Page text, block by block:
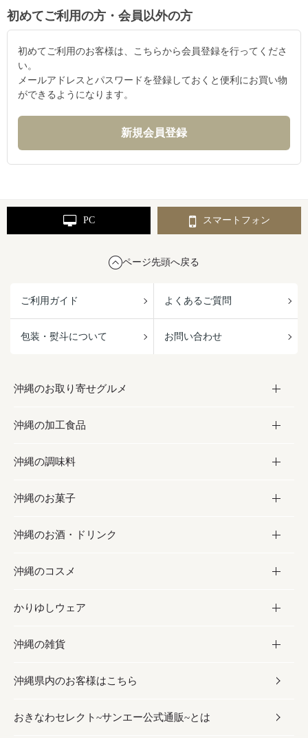
初めてご利用の方・会員以外の方
初めてご利用のお客様は、こちらから会員登録を行ってくださ
い。
メールアドレスとパスワードを登録しておくと便利にお買い物
ができるようになります。
PC スマートフォン
ページ先頭へ戻る
ご利用ガイド よくあるご質問
包装・熨斗について お問い合わせ
沖縄のお取り寄せグルメ
お取り寄せグルメ
フルーツ・野菜
お肉
海産物
沖縄の加工食品
加工食品
缶詰／パウチ
沖縄料理
沖縄そば／乾麺
レトルト食品
乾物／粉類
沖縄の調味料
調味料
砂糖／黒砂糖
塩
お酢／ドレッシング
しょうゆ
みそ
だし／スパイス／島唐辛子
沖縄のお菓子
お菓子
黒糖
ちんすこう
伝統菓子
スナック
おつまみ
沖縄のお酒・ドリンク
お酒・ドリンク
泡盛
ビール・チューハイ
ワイン・ウィスキー・カクテル
ドリンク
沖縄のコスメ
コスメ
スキンケア
ボディケア
ヘアケア
かりゆしウェア
かりゆしウェア
メンズ
レディース
沖縄の雑貨
雑貨
沖縄ファッション
沖縄県内のお客様はこちら
おきなわセレクト~サンエー公式通販~とは